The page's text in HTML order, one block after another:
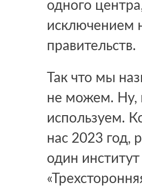
одного
исключением
правительств.
Так что мы
не можем. Ну,
используем.
нас 2023 год,
один